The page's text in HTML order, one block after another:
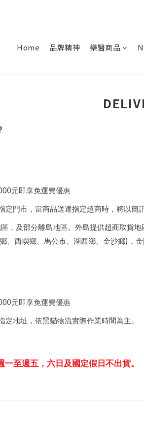
Home 品牌精神 樂醫商品
元即享免運費優惠
定門市，當商品送達指定超商時，將以簡
，及部分離島地區。外島提供超商取貨地
、西嶼鄉、馬公市、湖西鄉、金沙鄉) ，
元即享免運費優惠
定地址，依黑貓物流實際作業時間為主。
至週五，六日及國定假日不出貨。